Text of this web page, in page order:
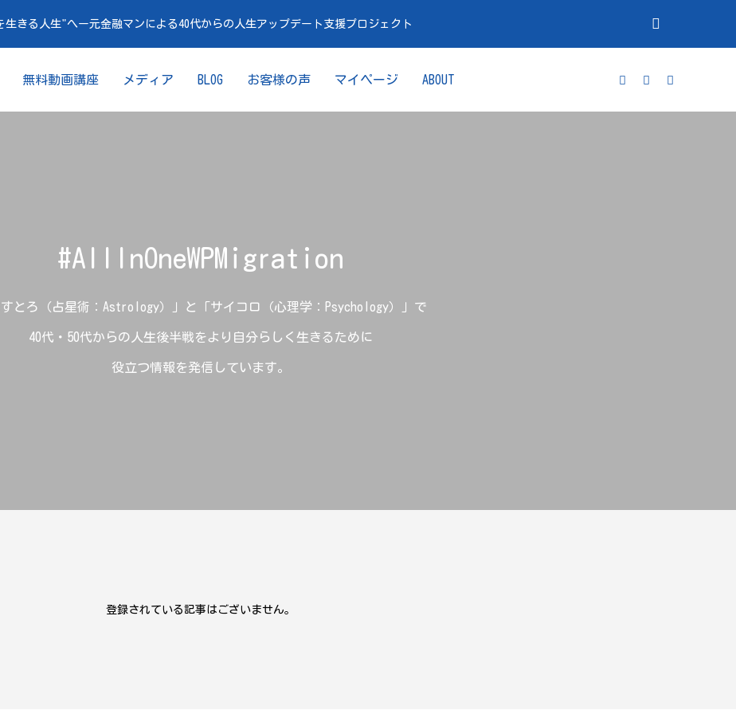
きる人生"へー元金融マンによる40代からの人生アップデート支援プロジェクト
無料動画講座 メディア BLOG お客様の声 マイページ ABOUT
#AllInOneWPMigration
すとろ（占星術：Astrology）」と「サイコロ（心理学：Psychology）」で
40代・50代からの人生後半戦をより自分らしく生きるために
役立つ情報を発信しています。
登録されている記事はございません。